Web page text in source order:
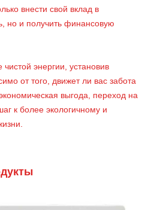
внести свой вклад в
но и получить финансовую
энергии, установив
от того, движет ли вас забота
выгода, переход на
к более экологичному и